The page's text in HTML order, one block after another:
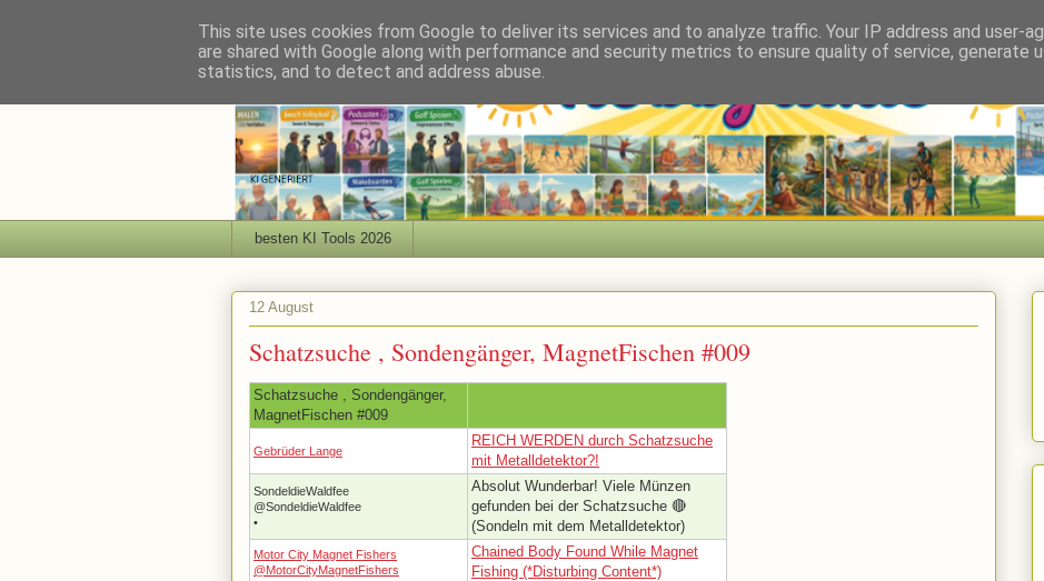
besten KI Tools 2026
12 August
Schatzsuche , Sondengänger, MagnetFischen #009
Schatzsuche , Sondengänger,
MagnetFischen #009
Gebrüder Lange
REICH WERDEN durch Schatzsuche
mit Metalldetektor?!
SondeldieWaldfee
@SondeldieWaldfee
•
Absolut Wunderbar! Viele Münzen
gefunden bei der Schatzsuche 🔴
(Sondeln mit dem Metalldetektor)
Motor City Magnet Fishers
@MotorCityMagnetFishers
Chained Body Found While Magnet
Fishing (*Disturbing Content*)
This site uses cookies from Google to deliver its services and to analyze traffic. Your IP address and user-
are shared with Google along with performance and security metrics to ensure quality of service, generate
statistics, and to detect and address abuse.